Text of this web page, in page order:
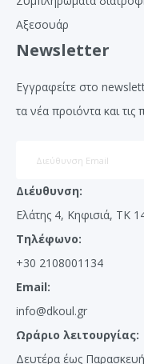
Αξεσουάρ
Newsletter
Εγγραφείτε στο
τα νέα προιόντα και
Διέυθυνση:
Ελάτης 4, Κηφισιά, ΤΚ
Τηλέφωνο:
+30 2108001134
Email:
info@dkoul.gr
Ωράριο λειτουργίας:
Δευτέρα έως